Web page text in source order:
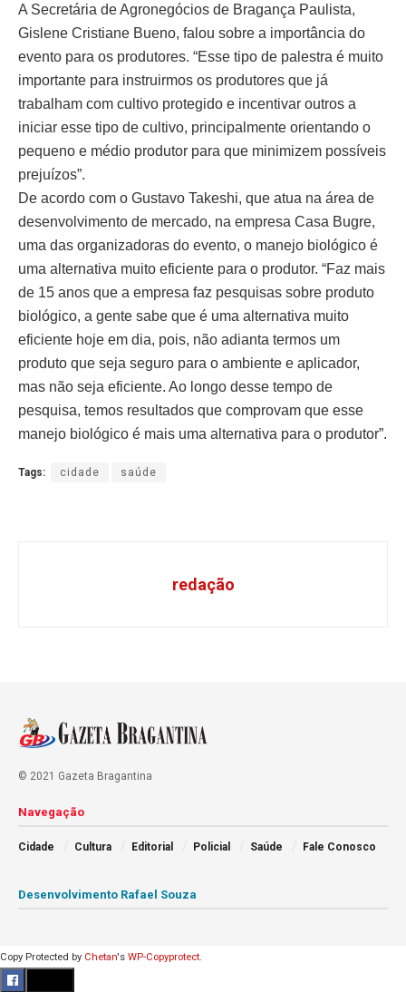
A Secretária de Agronegócios de Bragança Paulista,
Gislene Cristiane Bueno, falou sobre a importância do
evento para os produtores. “Esse tipo de palestra é muito
importante para instruirmos os produtores que já
trabalham com cultivo protegido e incentivar outros a
iniciar esse tipo de cultivo, principalmente orientando o
pequeno e médio produtor para que minimizem possíveis
prejuízos”.
De acordo com o Gustavo Takeshi, que atua na área de
desenvolvimento de mercado, na empresa Casa Bugre,
uma das organizadoras do evento, o manejo biológico é
uma alternativa muito eficiente para o produtor. “Faz mais
de 15 anos que a empresa faz pesquisas sobre produto
biológico, a gente sabe que é uma alternativa muito
eficiente hoje em dia, pois, não adianta termos um
produto que seja seguro para o ambiente e aplicador,
mas não seja eficiente. Ao longo desse tempo de
pesquisa, temos resultados que comprovam que esse
manejo biológico é mais uma alternativa para o produtor”.
Tags: cidade saúde
redação
© 2021 Gazeta Bragantina
Navegação
Cidade Cultura Editorial Policial Saúde Fale Conosco
Desenvolvimento Rafael Souza
Copy Protected by Chetan's WP-Copyprotect.